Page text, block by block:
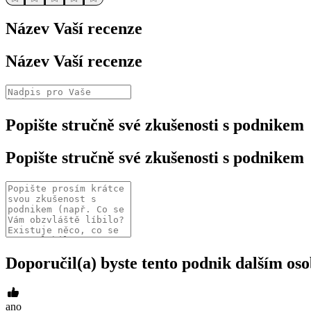
Název Vaší recenze
Název Vaší recenze
Popište stručně své zkušenosti s podnikem
Popište stručně své zkušenosti s podnikem
Doporučil(a) byste tento podnik dalším
ano